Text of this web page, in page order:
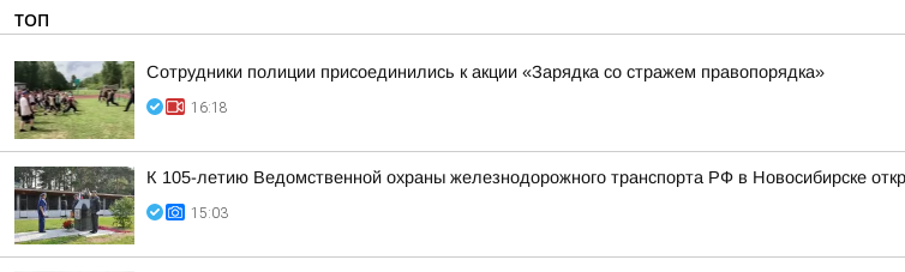
ТОП
Сотрудники полиции присоединились к акции «Зарядка со стражем правопорядка»
16:18
К 105-летию Ведомственной охраны железнодорожного транспорта РФ в Новосибирске
15:03